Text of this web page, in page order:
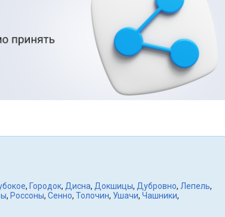
, Городок, Дисна, Докшицы, Дубровно, Лепель,
, Россоны, Сенно, Толочин, Ушачи, Чашники,